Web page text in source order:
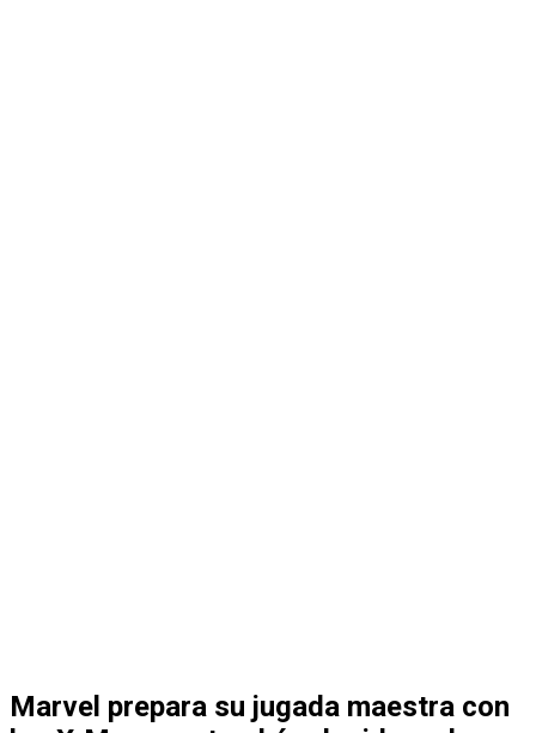
Marvel prepara su jugada maestra con